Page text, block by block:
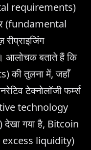
requirements)
(fundamental
आलोचक बताते हैं कि
की तुलना में, जहाँ
टेक्नोलॉजी फर्म्स
technology
देखा गया है, Bitcoin
excess liquidity)